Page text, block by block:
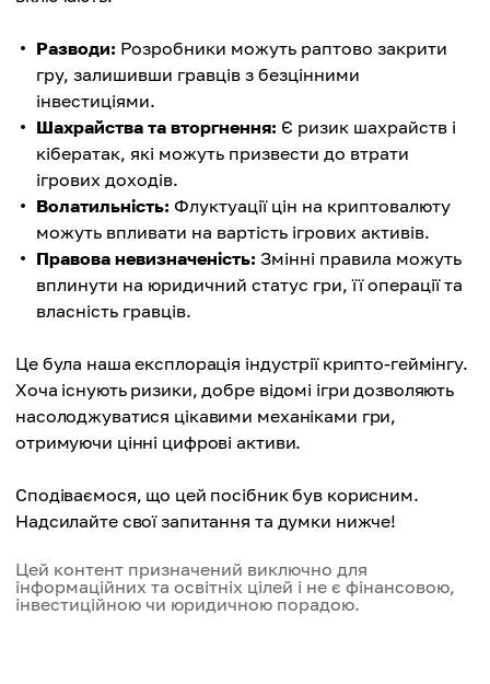
Разводи: Розробники можуть раптово закрити
гру, залишивши гравців з безцінними
інвестиціями.
Шахрайства та вторгнення: Є ризик шахрайств і
кібератак, які можуть призвести до втрати
ігрових доходів.
Волатильність: Флуктуації цін на криптовалюту
можуть впливати на вартість ігрових активів.
Правова невизначеність: Змінні правила можуть
вплинути на юридичний статус гри, її операції та
власність гравців.
Це була наша експлорація індустрії крипто-геймінгу.
Хоча існують ризики, добре відомі ігри дозволяють
насолоджуватися цікавими механіками гри,
отримуючи цінні цифрові активи.
Сподіваємося, що цей посібник був корисним.
Надсилайте свої запитання та думки нижче!
Цей контент призначений виключно для
інформаційних та освітніх цілей і не є фінансовою,
інвестиційною чи юридичною порадою.